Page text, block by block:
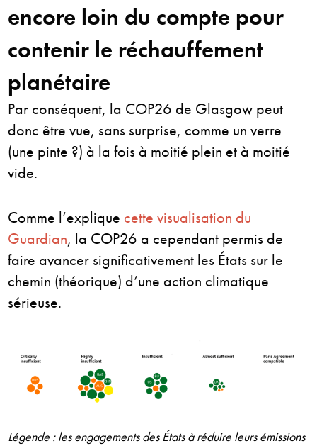
encore loin du compte pour
contenir le réchauffement
planétaire
Par conséquent, la COP26 de Glasgow peut
donc être vue, sans surprise, comme un verre
(une pinte ?) à la fois à moitié plein et à moitié
vide.
Comme l’explique cette visualisation du
Guardian, la COP26 a cependant permis de
faire avancer significativement les États sur le
chemin (théorique) d’une action climatique
sérieuse.
Légende : les engagements des États à réduire leurs émissions